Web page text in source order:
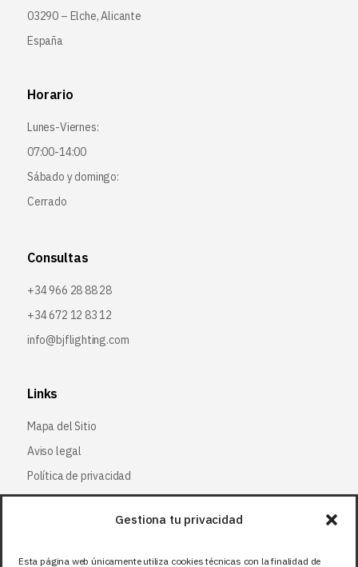
Gestiona tu privacidad
Esta página web únicamente utiliza cookies técnicas con la finalidad de
03290 – Elche, Alicante
España
Horario
Lunes-Viernes:
07:00-14:00
Sábado y domingo:
Cerrado
Consultas
+34 966 28 88 28
+34 672 12 83 12
info@bjflighting.com
Links
Mapa del Sitio
Aviso legal
Política de privacidad
Política de cookies
Síguenos